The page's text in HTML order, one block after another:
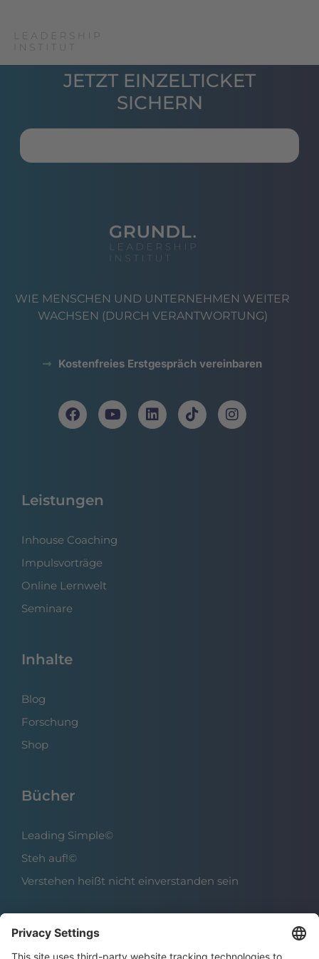
JETZT EINZELTICKET
SICHERN
WIE MENSCHEN UND UNTERNEHMEN WEITER
WACHSEN (DURCH VERANTWORTUNG)
Kostenfreies Erstgespräch vereinbaren
Leistungen
Inhouse Coaching
Impulsvorträge
Online Lernwelt
Seminare
Inhalte
Blog
Forschung
Shop
Bücher
Leading Simple©
Steh auf!©
Verstehen heißt nicht einverstanden sein
Über das Institut